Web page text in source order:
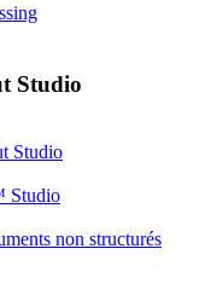
Studio
Studio
Studio
non structurés